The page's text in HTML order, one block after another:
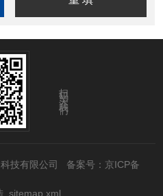
扫码关注我们
技有限公司 备案号：京ICP备
sitemap.xml